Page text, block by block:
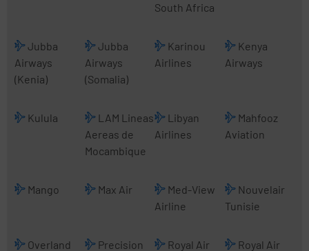
South Africa
Jubba
Airways
(Kenia)
Jubba
Airways
(Somalia)
Karinou
Airlines
Kenya
Airways
Kulula
LAM Lineas
Aereas de
Mocambique
Libyan
Airlines
Mahfooz
Aviation
Mango Max Air
Med-View
Airline
Nouvelair
Tunisie
Overland Precision Royal Air Royal Air